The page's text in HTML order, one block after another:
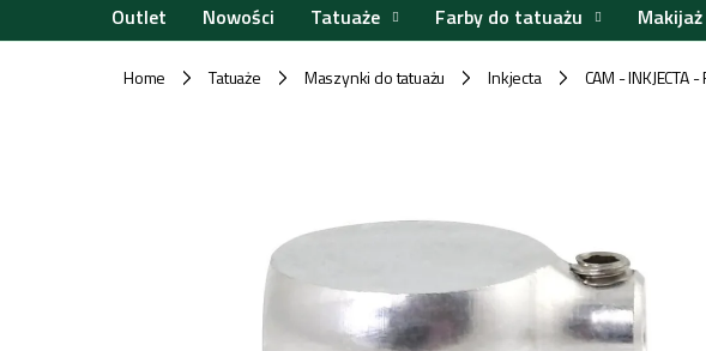
Outlet Nowości Tatuaże Farby do tatuażu
Home / Tatuaże / Maszynki do tatuażu / Inkjecta / CAM - INKJECTA